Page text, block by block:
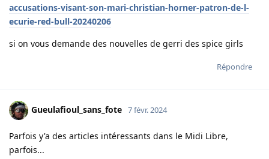
accusations-visant-son-mari-christian-horner-patron-de-l-
ecurie-red-bull-20240206
si on vous demande des nouvelles de gerri des spice girls
Répondre
Gueulafioul_sans_fote 7 févr. 2024
Parfois y'a des articles intéressants dans le Midi Libre,
parfois...